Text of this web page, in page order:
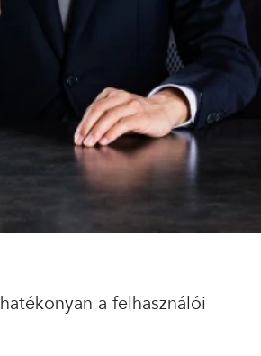
a felhasználói